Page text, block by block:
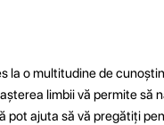
la o multitudine de
limbii vă permite să
pot ajuta să vă pregătiți